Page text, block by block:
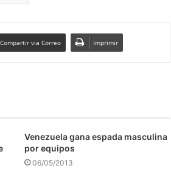
Compartir via Correo Imprimir
Venezuela gana espada masculina
por equipos
06/05/2013